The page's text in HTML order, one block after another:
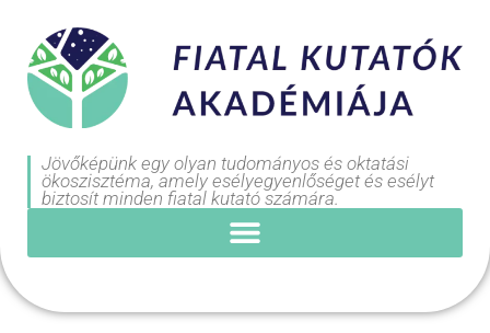
Jövőképünk egy olyan tudományos és oktatási
ökoszisztéma, amely esélyegyenlőséget és esélyt
biztosít minden fiatal kutató számára.